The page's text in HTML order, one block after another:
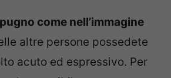
come nell’immagine
altre persone possedete
acuto ed espressivo. Per